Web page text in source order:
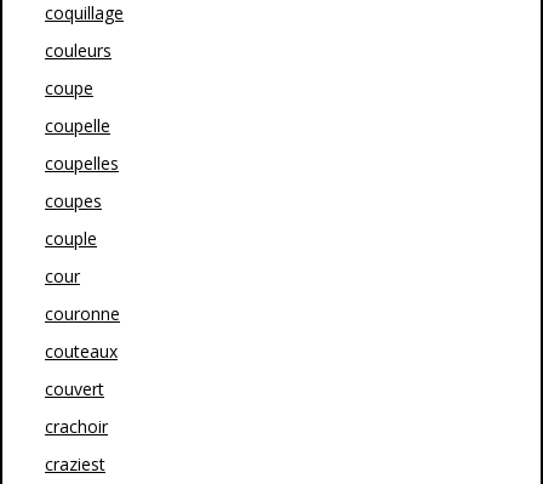
coquillage
couleurs
coupe
coupelle
coupelles
coupes
couple
cour
couronne
couteaux
couvert
crachoir
craziest